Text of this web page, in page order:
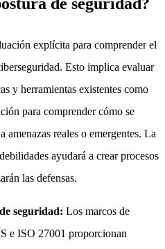
de seguridad?
explícita para comprender el
Esto implica evaluar
y herramientas existentes como
para comprender cómo se
amenazas reales o emergentes. La
ayudará a crear procesos
las defensas.
seguridad: Los marcos de
e ISO 27001 proporcionan